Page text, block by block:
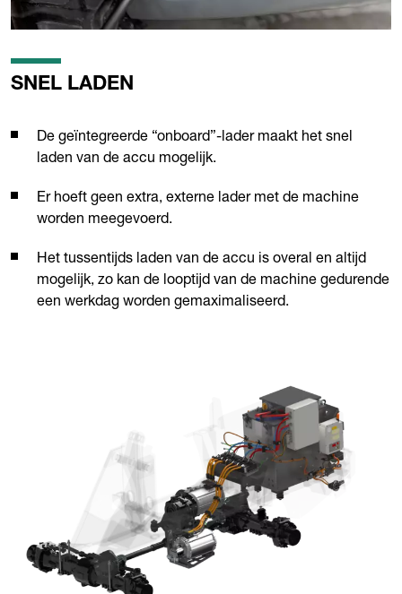
SNEL LADEN
De geïntegreerde “onboard”-lader maakt het snel
laden van de accu mogelijk.
Er hoeft geen extra, externe lader met de machine
worden meegevoerd.
Het tussentijds laden van de accu is overal en altijd
mogelijk, zo kan de looptijd van de machine gedurende
een werkdag worden gemaximaliseerd.